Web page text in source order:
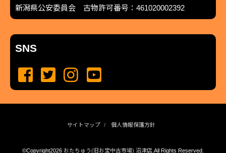
新潟県公安委員会 古物許可番号：461020002392
SNS
サイトマップ 個人情報保護方針
©Copyright2026 おたちゅう(旧お宝中古市場) 沼津店.All Rights Reserved.